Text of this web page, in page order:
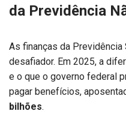
da Previdência
As finanças da
desafiador. Em 2025, a
e o que o governo federal
pagar benefícios,
bilhões.